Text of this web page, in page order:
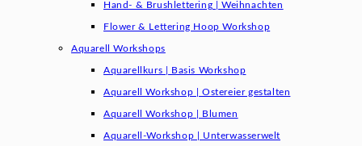
Hand- & Brushlettering | Weihnachten
Flower & Lettering Hoop Workshop
Aquarell Workshops
Aquarellkurs | Basis Workshop
Aquarell Workshop | Ostereier gestalten
Aquarell Workshop | Blumen
Aquarell-Workshop | Unterwasserwelt